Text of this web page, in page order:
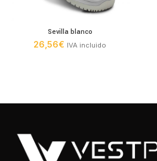
Sevilla blanco
26,56€ IVA incluido